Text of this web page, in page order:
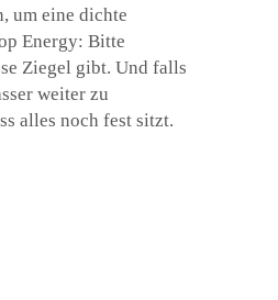
um eine dichte
Energy: Bitte
Ziegel gibt. Und falls
weiter zu
alles noch fest sitzt.